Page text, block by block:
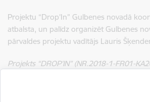
Projektu “Drop’In” Gulbenes novadā
atbalsta, un palīdz organizēt Gulbenes
pārvaldes projektu vadītājs Lauris
Projekts “DROP’IN” (NR.2018-1-FR01-
atspoguļo vienīgi autora uzskatus, un